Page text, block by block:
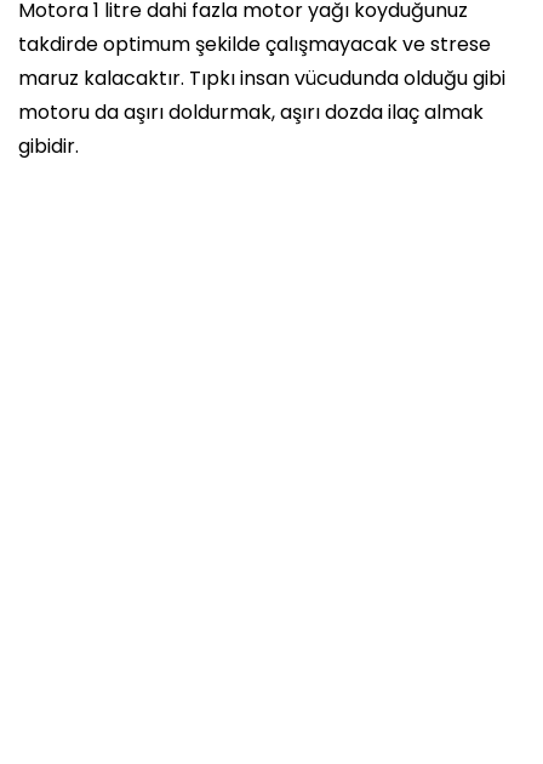
Motora 1 litre dahi fazla motor yağı koyduğunuz
takdirde optimum şekilde çalışmayacak ve strese
maruz kalacaktır. Tıpkı insan vücudunda olduğu gibi
motoru da aşırı doldurmak, aşırı dozda ilaç almak
gibidir.